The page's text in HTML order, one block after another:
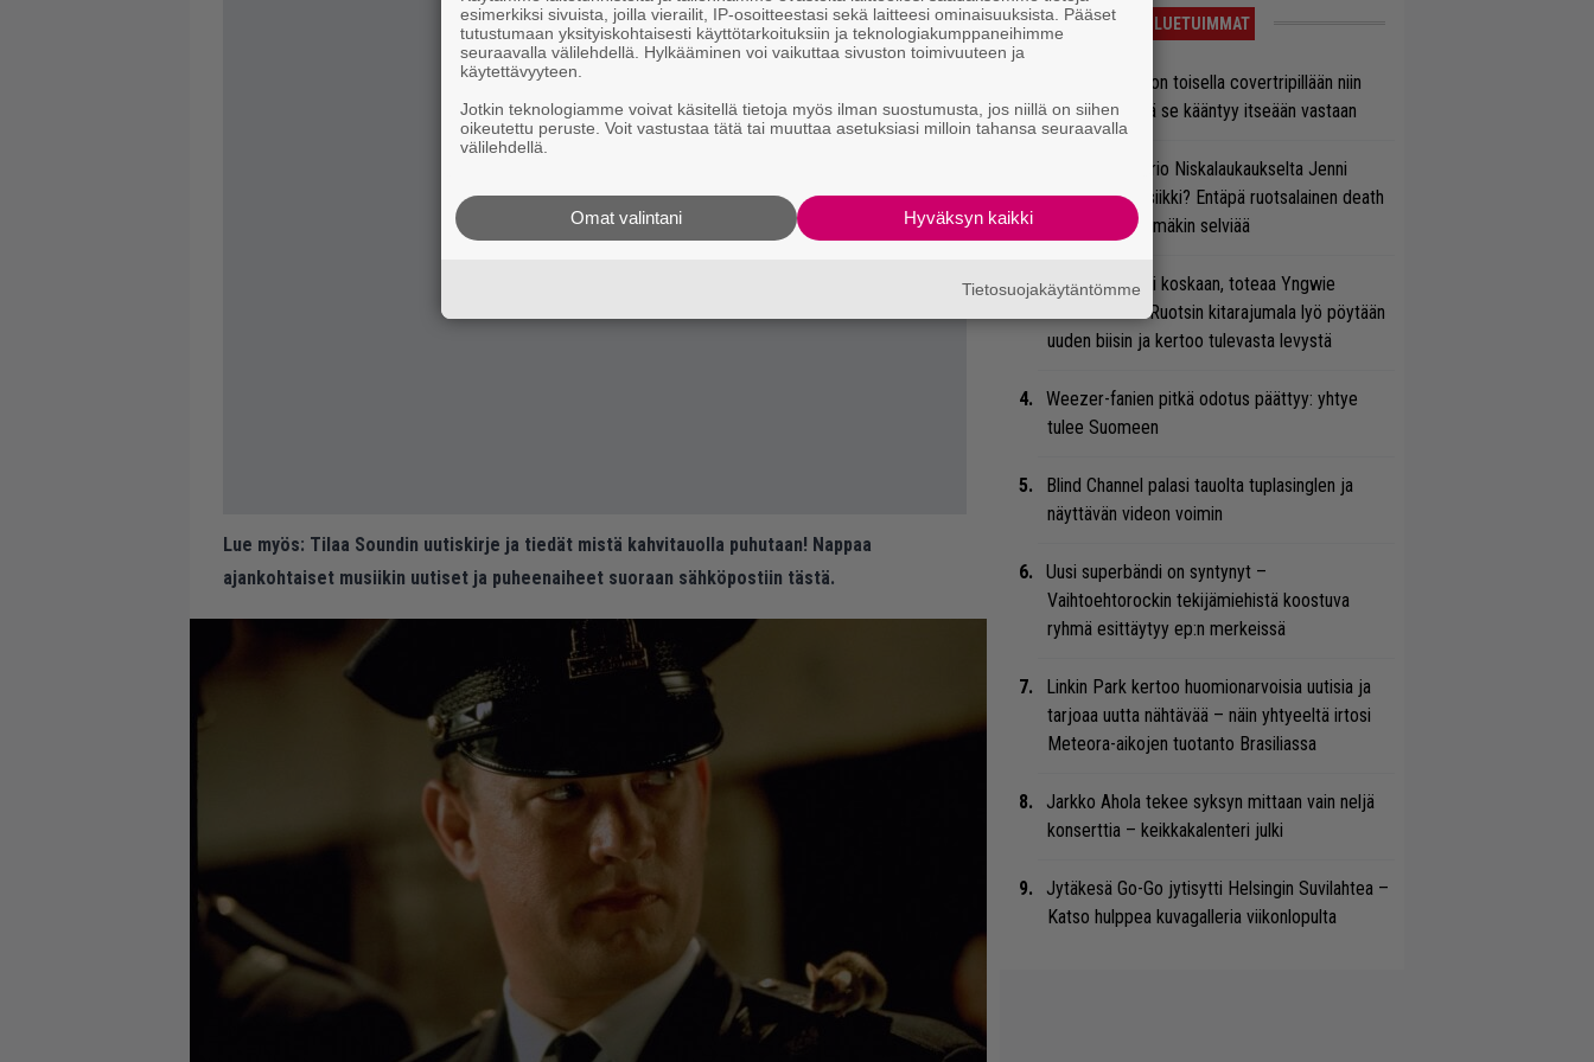
Lue myös: Tilaa Soundin uutiskirje ja tiedät mistä kahvitauolla puhutaan! Nappaa
ajankohtaiset musiikin uutiset ja puheenaiheet suoraan sähköpostiin tästä.
LUETUIMMAT
Arvio: Saimaa on toisella covertripillään niin
suvereeni, että se kääntyy itseään vastaan
Miten taipuu Trio Niskalaukaukselta Jenni
Vartiaisen musiikki? Entäpä ruotsalainen death
metal? Pian tämäkin selviää
Se on nyt tai ei koskaan, toteaa Yngwie
Malmsteen – Ruotsin kitarajumala lyö pöytään
uuden biisin ja kertoo tulevasta levystä
Weezer-fanien pitkä odotus päättyy: yhtye
tulee Suomeen
Blind Channel palasi tauolta tuplasinglen ja
näyttävän videon voimin
Uusi superbändi on syntynyt –
Vaihtoehtorockin tekijämiehistä koostuva
ryhmä esittäytyy ep:n merkeissä
Linkin Park kertoo huomionarvoisia uutisia ja
tarjoaa uutta nähtävää – näin yhtyeeltä irtosi
Meteora-aikojen tuotanto Brasiliassa
Jarkko Ahola tekee syksyn mittaan vain neljä
konserttia – keikkakalenteri julki
Jytäkesä Go-Go jytisytti Helsingin Suvilahtea –
Katso hulppea kuvagalleria viikonlopulta
esimerkiksi sivuista, joilla vierailit, IP-osoitteestasi sekä laitteesi ominaisuuksista. Pääset
tutustumaan yksityiskohtaisesti käyttötarkoituksiin ja teknologiakumppaneihimme
seuraavalla välilehdellä. Hylkääminen voi vaikuttaa sivuston toimivuuteen ja
käytettävyyteen.
Jotkin teknologiamme voivat käsitellä tietoja myös ilman suostumusta, jos niillä on siihen
oikeutettu peruste. Voit vastustaa tätä tai muuttaa asetuksiasi milloin tahansa seuraavalla
välilehdellä.
Hyväksyn kaikki
Omat valintani
Tietosuojakäytäntömme